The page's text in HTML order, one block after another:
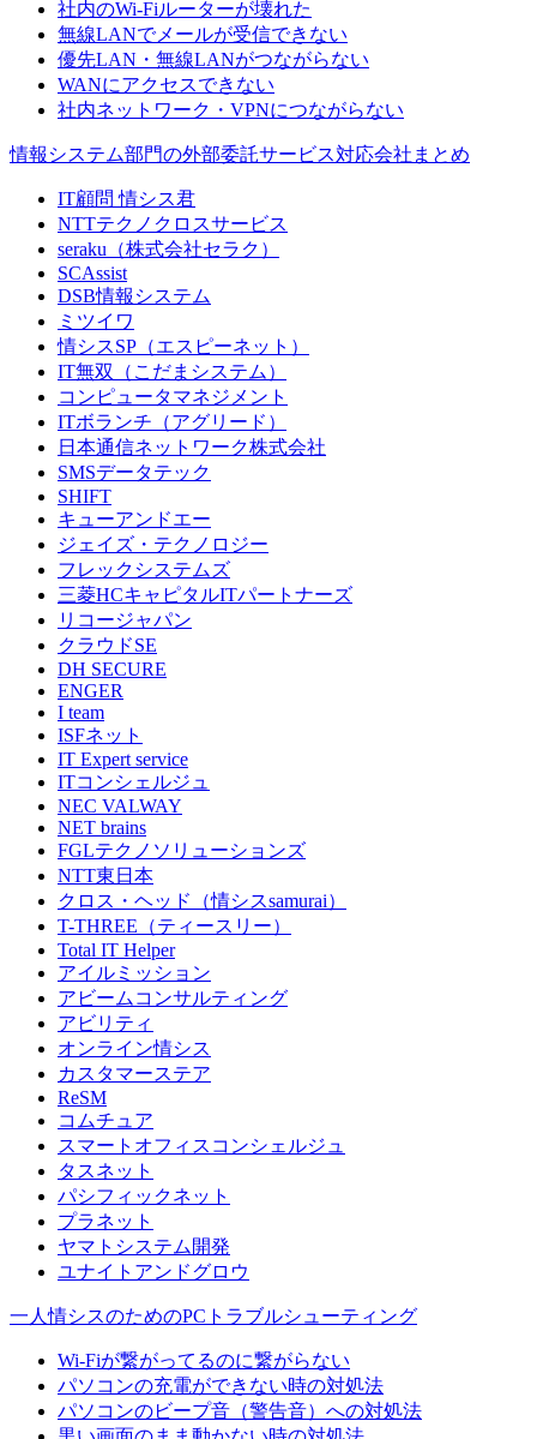
社内のWi-Fiルーターが壊れた
無線LANでメールが受信できない
優先LAN・無線LANがつながらない
WANにアクセスできない
社内ネットワーク・VPNにつながらない
情報システム部門の外部委託サービス対応会社まとめ
IT顧問 情シス君
NTTテクノクロスサービス
seraku（株式会社セラク）
SCAssist
DSB情報システム
ミツイワ
情シスSP（エスピーネット）
IT無双（こだまシステム）
コンピュータマネジメント
ITボランチ（アグリード）
日本通信ネットワーク株式会社
SMSデータテック
SHIFT
キューアンドエー
ジェイズ・テクノロジー
フレックシステムズ
三菱HCキャピタルITパートナーズ
リコージャパン
クラウドSE
DH SECURE
ENGER
I team
ISFネット
IT Expert service
ITコンシェルジュ
NEC VALWAY
NET brains
FGLテクノソリューションズ
NTT東日本
クロス・ヘッド（情シスsamurai）
T-THREE（ティースリー）
Total IT Helper
アイルミッション
アビームコンサルティング
アビリティ
オンライン情シス
カスタマーステア
ReSM
コムチュア
スマートオフィスコンシェルジュ
タスネット
パシフィックネット
プラネット
ヤマトシステム開発
ユナイトアンドグロウ
一人情シスのためのPCトラブルシューティング
Wi-Fiが繋がってるのに繋がらない
パソコンの充電ができない時の対処法
パソコンのビープ音（警告音）への対処法